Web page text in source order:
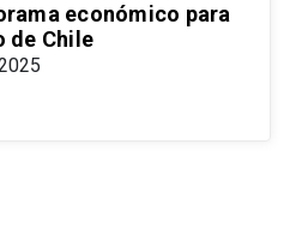
económico para
de Chile